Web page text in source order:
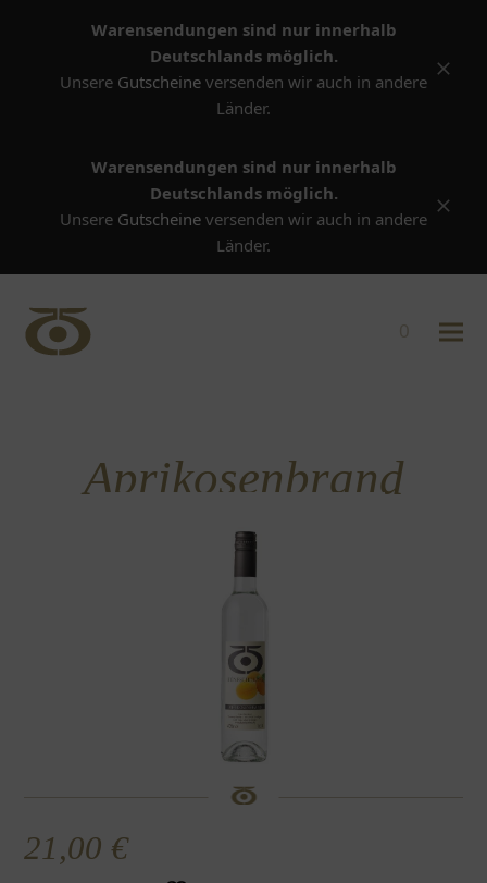
Warensendungen sind nur innerhalb
Deutschlands möglich.
Unsere Gutscheine versenden wir auch in andere
Länder.
Warensendungen sind nur innerhalb
Deutschlands möglich.
Unsere Gutscheine versenden wir auch in andere
Länder.
Aprikosenbrand
21,00€